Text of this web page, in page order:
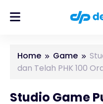
Home Game
dan Telah PHK 100
Studio Game